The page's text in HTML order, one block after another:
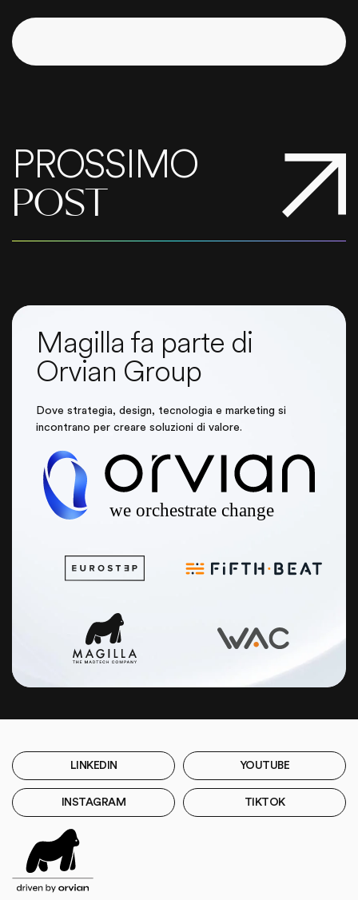
PROSSIMO
POST
Magilla fa parte di
Orvian Group
Dove strategia, design, tecnologia e marketing si
incontrano per creare soluzioni di valore.
LINKEDIN YOUTUBE
INSTAGRAM TIKTOK